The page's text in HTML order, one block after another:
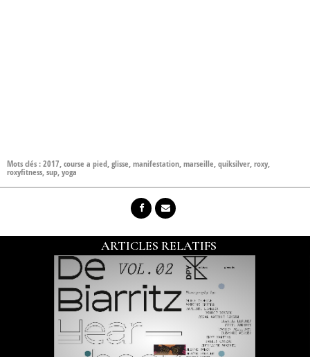
Mots clés :2017,course a pied,glisse,manifestation,marseille,quiksilver,roxy,
roxyfitness,sup,yoga
ARTICLES RELATIFS